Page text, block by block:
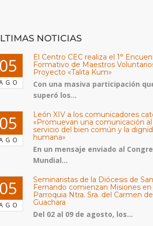
NOTICIAS
El Centro CEC realiza el 1°
Formativo de Maestros
Proyecto «Talita Kum»
Con una masiva participación
superó los...
León XIV a los comunicadores
«Promuevan una comunicación al
servicio del bien común y la
humana»
En un mensaje enviado al
Mundial...
Seminaristas de la Diócesis de San
Fernando comienzan Misiones en
Parroquia Ntra. Sra. del Carmen de
Guachara
Del 02 al 09 de agosto, los...